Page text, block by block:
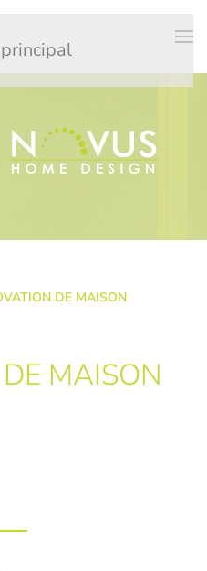
DE MAISON
MAISON